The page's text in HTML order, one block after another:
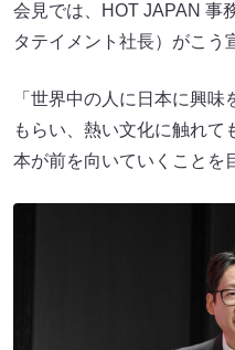
会見では、HOT JAPAN 事
タテイメント社長）がこう
「世界中の人に日本に興
もらい、熱い文化に触れて
本が前を向いていくことを